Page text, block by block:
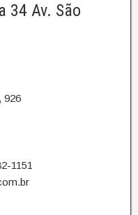
34 Av. São
926
1151